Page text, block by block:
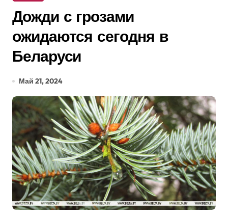
Дожди с грозами
ожидаются сегодня в
Беларуси
Май 21, 2024